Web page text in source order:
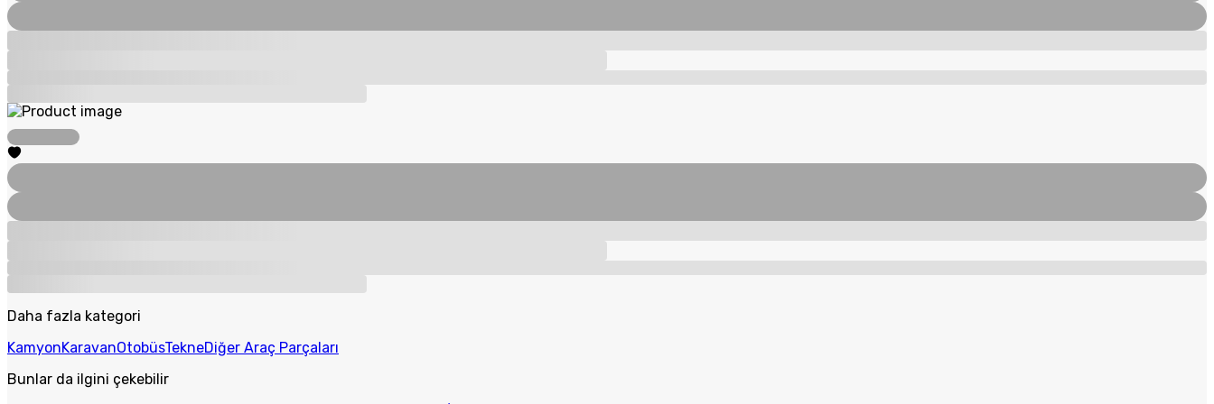
Daha fazla kategori
KamyonKaravanOtobüsTekneDiğer Araç Parçaları
Bunlar da ilgini çekebilir